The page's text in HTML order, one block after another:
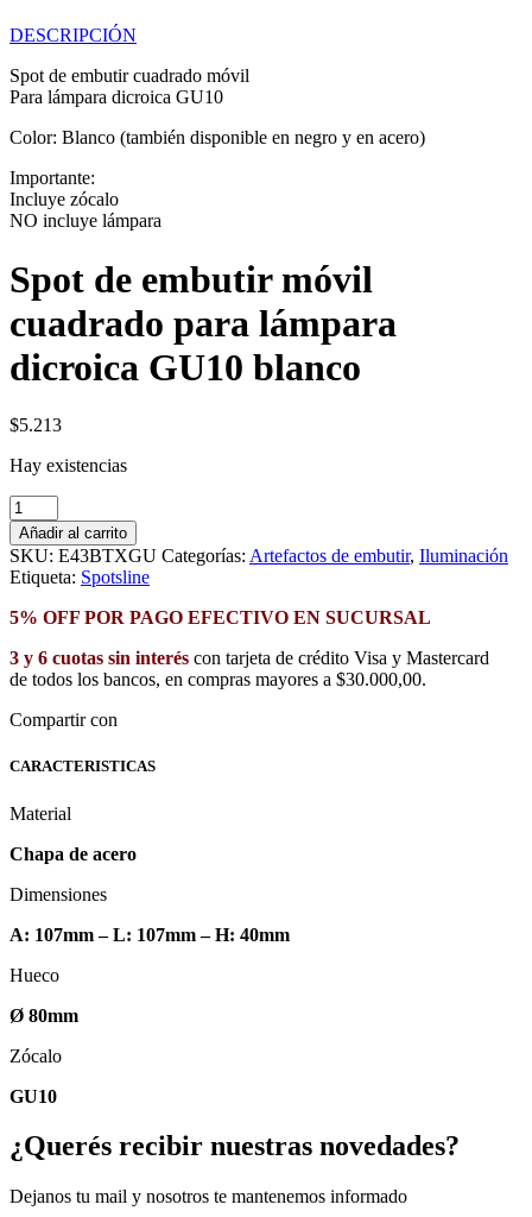
DESCRIPCIÓN
Spot de embutir cuadrado móvil
Para lámpara dicroica GU10
Color: Blanco (también disponible en negro y en acero)
Importante:
Incluye zócalo
NO incluye lámpara
Spot de embutir móvil
cuadrado para lámpara
dicroica GU10 blanco
$5.213
Hay existencias
Spot
de
embutir
móvil
cuadrado
para
dicroica
GU10
cantidad
Añadir al carrito
SKU: E43BTXGU Categorías: Artefactos de embutir, Iluminación
Etiqueta: Spotsline
5% OFF POR PAGO EFECTIVO EN SUCURSAL
3 y 6 cuotas sin interés con tarjeta de crédito Visa y Mastercard
de todos los bancos, en compras mayores a $30.000,00.
Compartir con
CARACTERISTICAS
Material
Chapa de acero
Dimensiones
A: 107mm – L: 107mm – H: 40mm
Hueco
Ø 80mm
Zócalo
GU10
¿Querés recibir nuestras novedades?
Dejanos tu mail y nosotros te mantenemos informado